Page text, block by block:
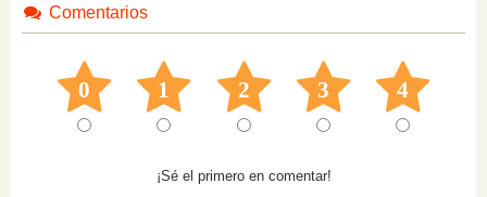
Comentarios
0 1 2 3 4
¡Sé el primero en comentar!